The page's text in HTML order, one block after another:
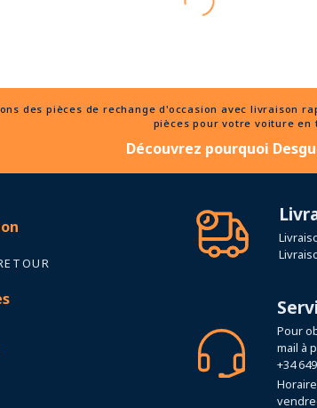
pièces pour votre voiture en
Découvrez pourquoi
Pour
mail à
+34